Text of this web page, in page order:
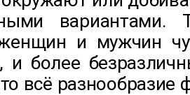
и мужчин
и более
всё разнообразие